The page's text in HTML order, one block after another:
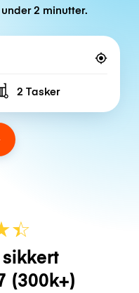
2 minutter.
Number of bags
2 Tasker
☆
★
(300k+)